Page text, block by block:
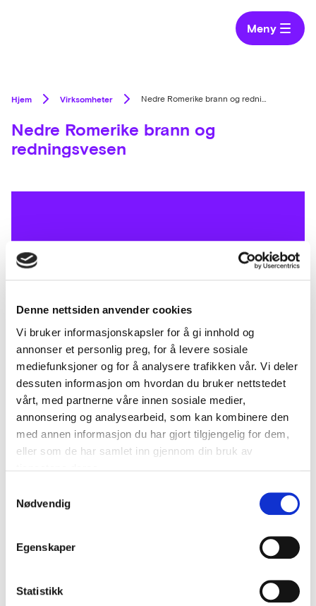
Denne nettsiden anvender cookies
Vi bruker informasjonskapsler for å gi innhold og
annonser et personlig preg, for å levere sosiale
mediefunksjoner og for å analysere trafikken vår. Vi deler
dessuten informasjon om hvordan du bruker nettstedet
vårt, med partnerne våre innen sosiale medier,
annonsering og analysearbeid, som kan kombinere den
med annen informasjon du har gjort tilgjengelig for dem,
eller som de har samlet inn gjennom din bruk av
Nødvendig
Egenskaper
Statistikk
Meny
Hjem Virksomheter Nedre Romerike brann og redningsvesen
Nedre Romerike brann og
redningsvesen
Nedre Romerike brann- og redningsvesen IKS
kommunene Gjerdrum, Lillestrøm, Rælingen,
Lørenskog, Nittedal og Aurskog-Høland.
Med seks kommuner, 208 600 innbyggere og
et areal på 2 013 kvadratkilometer er NRBR
Norges sjette største brannvesen utfra
innbyggertall. NRBR jobber for et sikkert
eller andre akutte ulykker. Vi skal videre verne liv,
forårsaket av brann, eksplosjon farlige stoffer
eller andre akutte ulykker.